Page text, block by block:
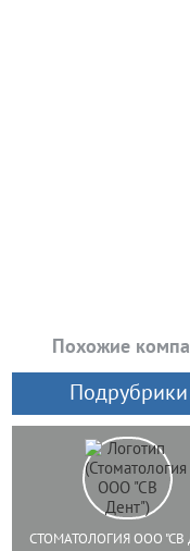
Похожие
Подрубрики
СТОМАТОЛОГИЯ ООО "СВ